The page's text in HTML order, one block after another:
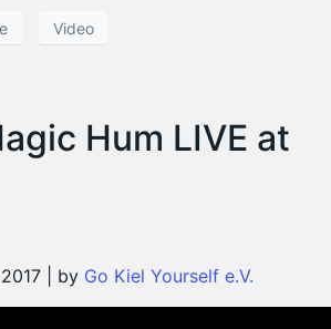
Video
Hum LIVE at
| by Go Kiel Yourself e.V.